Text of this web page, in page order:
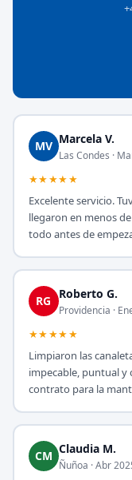
MV Marcela V.
Las Condes ·
★★★★★
Excelente servicio.
llegaron en menos
todo antes de
RG Roberto G.
Providencia ·
★★★★★
Limpiaron las
impecable, puntual y
contrato para la
CM Claudia M.
Ñuñoa · Abr